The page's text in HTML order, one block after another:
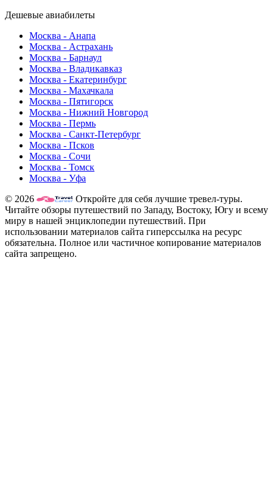
Дешевые авиабилеты
Москва - Анапа
Москва - Астрахань
Москва - Барнаул
Москва - Владикавказ
Москва - Екатеринбург
Москва - Махачкала
Москва - Пятигорск
Москва - Нижний Новгород
Москва - Пермь
Москва - Санкт-Петербург
Москва - Псков
Москва - Сочи
Москва - Томск
Москва - Уфа
© 2026
Откройте для себя лучшие тревел-туры.
Читайте обзоры путешествий по Западу, Востоку, Югу и всему
миру в нашей энциклопедии путешествий. При
использовании материалов сайта гиперссылка на ресурс
обязательна. Полное или частичное копирование материалов
сайта запрещено.